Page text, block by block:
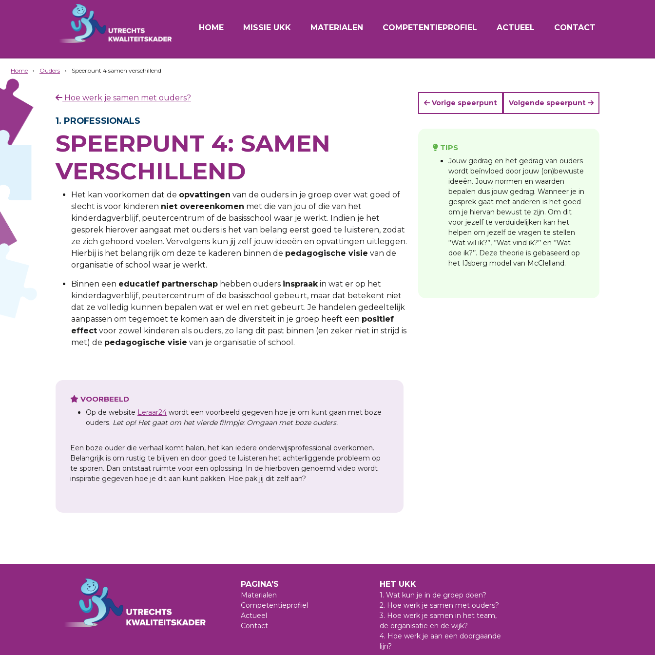
HOME MISSIE UKK MATERIALEN COMPETENTIEPROFIEL ACTUEEL CONTACT
Home › Ouders › Speerpunt 4 samen verschillend
Hoe werk je samen met ouders?
1. PROFESSIONALS
SPEERPUNT 4: SAMEN
VERSCHILLEND
Het kan voorkomen dat de opvattingen van de ouders in je groep over wat goed of
slecht is voor kinderen niet overeenkomen met die van jou of die van het
kinderdagverblijf, peutercentrum of de basisschool waar je werkt. Indien je het
gesprek hierover aangaat met ouders is het van belang eerst goed te luisteren, zodat
ze zich gehoord voelen. Vervolgens kun jij zelf jouw ideeën en opvattingen uitleggen.
Hierbij is het belangrijk om deze te kaderen binnen de pedagogische visie van de
organisatie of school waar je werkt.
Binnen een educatief partnerschap hebben ouders inspraakin wat er op het
kinderdagverblijf, peutercentrum of de basisschool gebeurt, maar dat betekent niet
dat ze volledig kunnen bepalen wat er wel en niet gebeurt. Je handelen gedeeltelijk
aanpassen om tegemoet te komen aan de diversiteit in je groep heeft een positief
effect voor zowel kinderen als ouders, zo lang dit past binnen (en zeker niet in strijd is
met) de pedagogische visie van je organisatie of school.
VOORBEELD
Op de website Leraar24 wordt een voorbeeld gegeven hoe je om kunt gaan met boze
ouders. Let op! Het gaat om het vierde filmpje: Omgaan met boze ouders.
Een boze ouder die verhaal komt halen, het kan iedere onderwijsprofessional overkomen.
Belangrijk is om rustig te blijven en door goed te luisteren het achterliggende probleem op
te sporen. Dan ontstaat ruimte voor een oplossing. In de hierboven genoemd video wordt
inspiratie gegeven hoe je dit aan kunt pakken. Hoe pak jij dit zelf aan?
Vorige speerpunt Volgende speerpunt
TIPS
Jouw gedrag en het gedrag van ouders
wordt beïnvloed door jouw (on)bewuste
ideeën. Jouw normen en waarden
bepalen dus jouw gedrag. Wanneer je in
gesprek gaat met anderen is het goed
om je hiervan bewust te zijn. Om dit
voor jezelf te verduidelijken kan het
helpen om jezelf de vragen te stellen
‘’Wat wil ik?’’, ‘’Wat vind ik?’’ en ‘’Wat
doe ik?’’. Deze theorie is gebaseerd op
het IJsberg model van McClelland.
PAGINA'S
Materialen
Competentieprofiel
Actueel
Contact
HET UKK
1. Wat kun je in de groep doen?
2. Hoe werk je samen met ouders?
3. Hoe werk je samen in het team,
de organisatie en de wijk?
4. Hoe werk je aan een doorgaande
lijn?